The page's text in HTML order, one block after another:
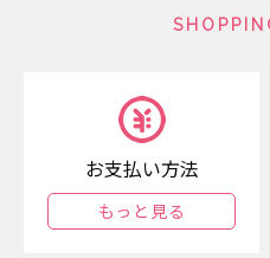
お支払い方法
もっと見る